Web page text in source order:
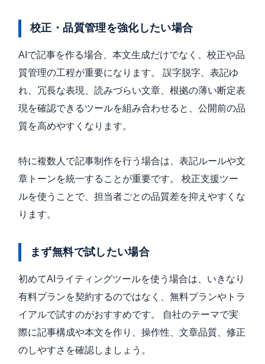
校正・品質管理を強化したい場合
AIで記事を作る場合、本文生成だけでなく、校正や品
質管理の工程が重要になります。 誤字脱字、表記ゆ
れ、冗長な表現、読みづらい文章、根拠の薄い断定表
現を確認できるツールを組み合わせると、公開前の品
質を高めやすくなります。
特に複数人で記事制作を行う場合は、表記ルールや文
章トーンを統一することが重要です。 校正支援ツー
ルを使うことで、担当者ごとの品質差を抑えやすくな
ります。
まず無料で試したい場合
初めてAIライティングツールを使う場合は、いきなり
有料プランを契約するのではなく、無料プランやトラ
イアルで試すのがおすすめです。 自社のテーマで実
際に記事構成や本文を作り、操作性、文章品質、修正
のしやすさを確認しましょう。